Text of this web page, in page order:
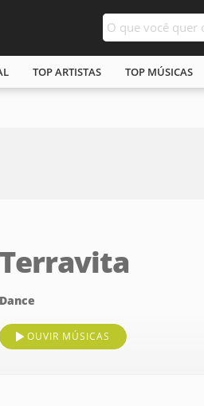
TOP ARTISTAS TOP MÚSICAS
Terravita
Dance
OUVIR MÚSICAS